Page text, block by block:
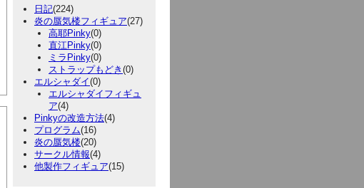
日記(224)
炎の蜃気楼フィギュア(27)
高耶Pinky(0)
直江Pinky(0)
ミラPinky(0)
ストラップもどき (0)
エルシャダイ(0)
エルシャダイフィギュ
ア(4)
Pinkyの改造方法(4)
プログラム(16)
炎の蜃気楼(20)
サークル情報(4)
他製作フィギュア(15)